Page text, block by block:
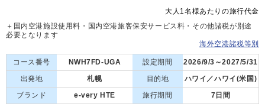
大人1名様あたりの旅行代金
＋国内空港施設使用料・国内空港旅客保安サービス料・その他諸税が別途
必要となります
海外空港諸税等別
コース番号 NWH7FD-UGA 設定期間
2026/9/3～2027/5/31
出発地
札幌 目的地
ハワイ／ハワイ(米国)
ブランド
e-very HTE 旅行期間 7日間